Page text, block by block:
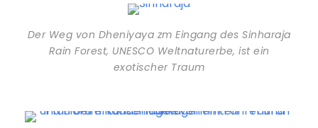
Der Weg von Dheniyaya zm Eingang des Sinharaja
Rain Forest, UNESCO Weltnaturerbe, ist ein
exotischer Traum